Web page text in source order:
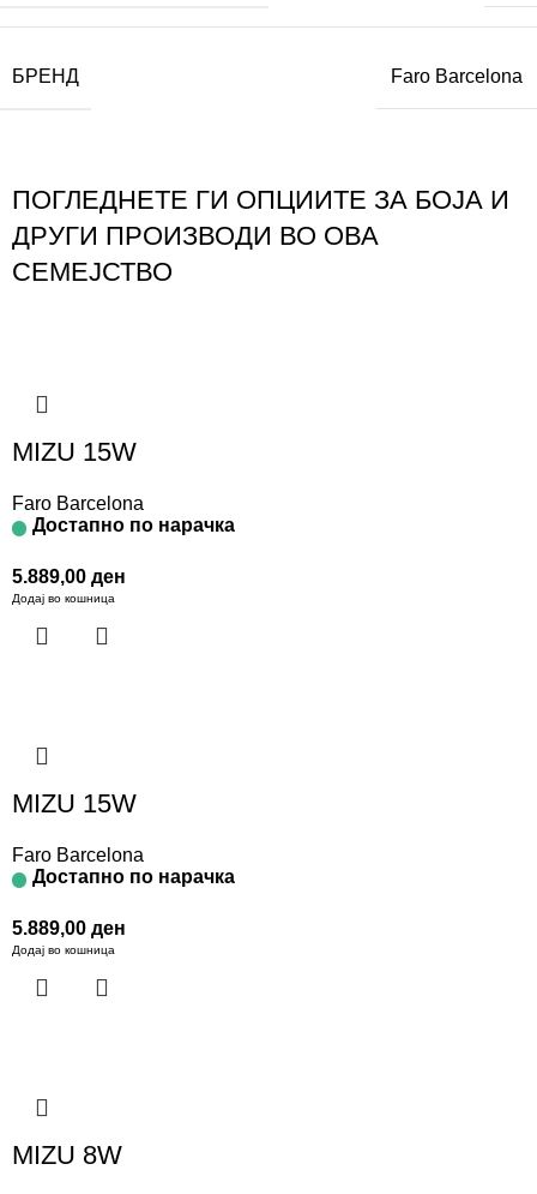
БРЕНД Faro Barcelona
ПОГЛЕДНЕТЕ ГИ ОПЦИИТЕ ЗА БОЈА И
ДРУГИ ПРОИЗВОДИ ВО ОВА
СЕМЕЈСТВО
MIZU 15W
Faro Barcelona
Достапно по нарачка
5.889,00 ден
Додај во кошница
MIZU 15W
Faro Barcelona
Достапно по нарачка
5.889,00 ден
Додај во кошница
MIZU 8W